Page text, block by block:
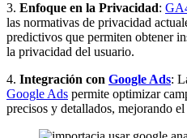
3. Enfoque en la Privacidad:
las normativas de privacidad
predictivos que permiten obtener
la privacidad del usuario.
4. Integración con Google Ads:
Google Ads permite optimizar
precisos y detallados, mejorando